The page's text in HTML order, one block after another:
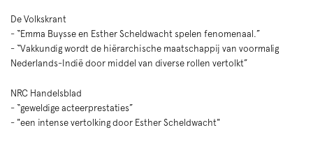
De Volkskrant
- “Emma Buysse en Esther Scheldwacht spelen fenomenaal.”
- “Vakkundig wordt de hiërarchische maatschappij van voormalig
Nederlands-Indië door middel van diverse rollen vertolkt”
NRC Handelsblad
- “geweldige acteerprestaties”
- "een intense vertolking door Esther Scheldwacht"